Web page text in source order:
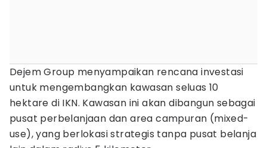
Dejem Group menyampaikan rencana investasi
untuk mengembangkan kawasan seluas 10
hektare di IKN. Kawasan ini akan dibangun sebagai
pusat perbelanjaan dan area campuran (mixed-
use), yang berlokasi strategis tanpa pusat belanja